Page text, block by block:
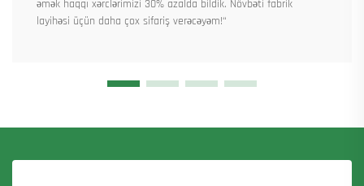
əmək haqqı xərclərimizi 30% azalda bildik. Növbəti fabrik
layihəsi üçün daha çox sifariş verəcəyəm!“